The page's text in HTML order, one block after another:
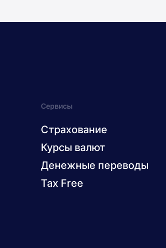
Сервисы
Страхование
Курсы валют
Денежные переводы
Tax Free